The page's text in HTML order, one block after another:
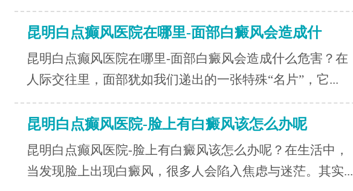
昆明白点癫风医院在哪里-面部白癜风会造成什
昆明白点癫风医院在哪里-面部白癜风会造成什么危害？在
人际交往里，面部犹如我们递出的一张特殊“名片”，它...
昆明白点癫风医院-脸上有白癜风该怎么办呢
昆明白点癫风医院-脸上有白癜风该怎么办呢？在生活中，
当发现脸上出现白癜风，很多人会陷入焦虑与迷茫。其实...